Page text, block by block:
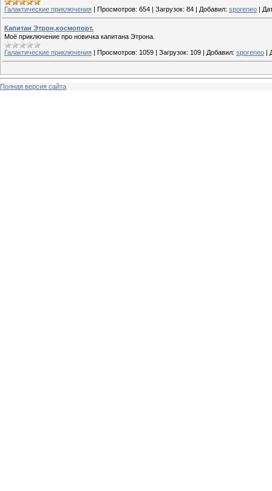
Галактические приключения | Просмотров: 654 | Загрузок: 84 | Добавил: sporeneo |
Капитан Этрон,космопорт.
Моё приключение про новичка капитана Этрона.
Галактические приключения | Просмотров: 1059 | Загрузок: 109 | Добавил: sporeneo |
Полная версия сайта